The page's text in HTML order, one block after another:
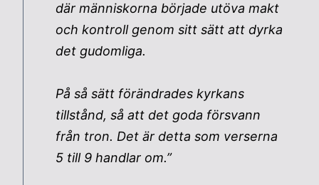
där människorna började utöva makt
och kontroll genom sitt sätt att dyrka
det gudomliga.
På så sätt förändrades kyrkans
tillstånd, så att det goda försvann
från tron. Det är detta som verserna
5 till 9 handlar om.”